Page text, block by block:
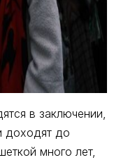
в заключении,
доходят до
много лет,